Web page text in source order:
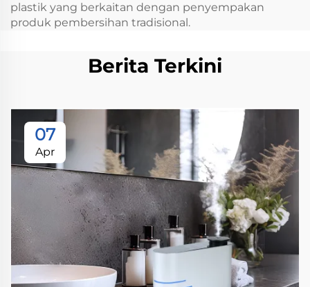
plastik yang berkaitan dengan penyempakan
produk pembersihan tradisional.
Berita Terkini
07
Apr